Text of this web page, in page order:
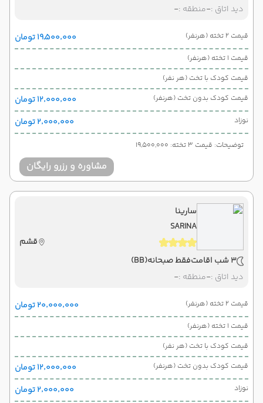
دید اتاق :-منطقه :-
قیمت 2 تخته (هرنفر) ۱۹٬۵۰۰٬۰۰۰ تومان
قیمت 1 تخته (هرنفر)
قیمت کودک با تخت (هر نفر)
قیمت کودک بدون تخت (هرنفر)
۱۲٬۰۰۰٬۰۰۰ تومان
نوزاد ۲٬۰۰۰٬۰۰۰ تومان
توضیحات: قیمت 3 تخته: 19,500,000
مشاوره و رزرو رایگان
سارینا
SARINA
قشم
3 شب اقامت
فقط صبحانه(BB)
دید اتاق :-منطقه :-
قیمت 2 تخته (هرنفر) ۲۰٬۰۰۰٬۰۰۰ تومان
قیمت 1 تخته (هرنفر)
قیمت کودک با تخت (هر نفر)
قیمت کودک بدون تخت (هرنفر)
۱۲٬۰۰۰٬۰۰۰ تومان
نوزاد ۲٬۰۰۰٬۰۰۰ تومان